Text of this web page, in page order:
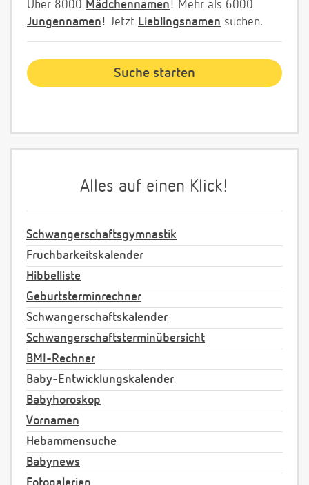
Über 8000 Mädchennamen! Mehr als 6000
Jungennamen! Jetzt Lieblingsnamen suchen.
Alles auf einen Klick!
Schwangerschaftsgymnastik
Fruchbarkeitskalender
Hibbelliste
Geburtsterminrechner
Schwangerschaftskalender
Schwangerschaftsterminübersicht
BMI-Rechner
Baby-Entwicklungskalender
Babyhoroskop
Vornamen
Hebammensuche
Babynews